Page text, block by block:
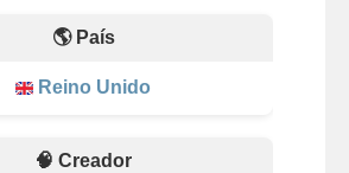
🌎 País
Reino Unido
🧠 Creador